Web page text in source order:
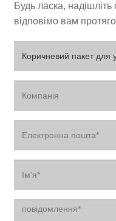
Будь ласка,
відповімо вам